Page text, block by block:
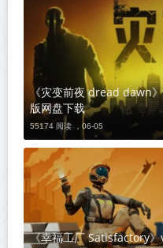
《灾变前夜 dread dawn
版网盘下载
55174 阅读 ， 06-05
《幸福工厂 Satisfactory